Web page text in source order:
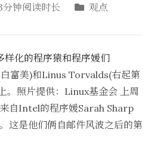
分钟阅读时长 观点
化的程序猿和程序媛们
富美)和Linus Torvalds(右起第
。照片提供：Linux基金会 上周
自Intel的程序媛Sarah Sharp
这是他们俩自邮件风波之后的第